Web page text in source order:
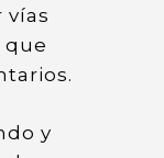
vías
que
y